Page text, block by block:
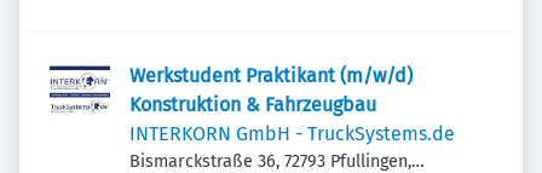
Werkstudent Praktikant (m/w/d)
Konstruktion & Fahrzeugbau
INTERKORN GmbH - TruckSystems.de
Bismarckstraße 36, 72793 Pfullingen,